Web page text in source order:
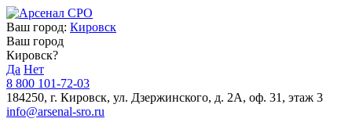
Ваш город: Кировск
Ваш город
Кировск?
Да Нет
8 800 101-72-03
184250, г. Кировск, ул. Дзержинского, д. 2А, оф. 31, этаж 3
info@arsenal-sro.ru